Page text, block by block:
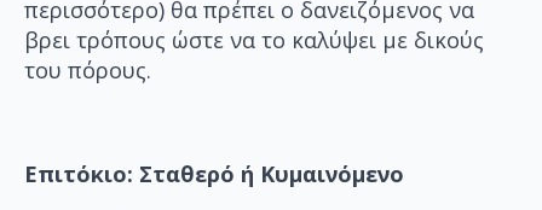
περισσότερο) θα πρέπει ο δανειζόμενος να
βρει τρόπους ώστε να το καλύψει με δικούς
του πόρους.
Επιτόκιο: Σταθερό ή Κυμαινόμενο